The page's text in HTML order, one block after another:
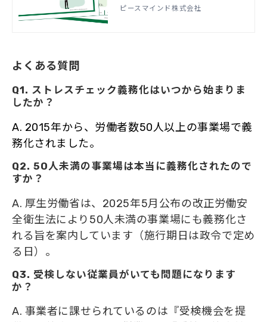
ピースマインド株式会社
よくある質問
Q1. ストレスチェック義務化はいつから始まりま
したか？
A. 2015年から、労働者数50人以上の事業場で義
務化されました。
Q2. 50人未満の事業場は本当に義務化されたので
すか？
A. 厚生労働省は、2025年5月公布の改正労働安
全衛生法により50人未満の事業場にも義務化さ
れる旨を案内しています（施行期日は政令で定め
る日）。
Q3. 受検しない従業員がいても問題になります
か？
A. 事業者に課せられているのは『受検機会を提